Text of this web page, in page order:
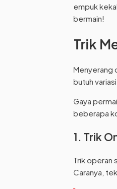
empuk
bermain!
Trik
Menyerang
butuh
Gaya
beberapa
1. Trik
Trik operan
Caranya,